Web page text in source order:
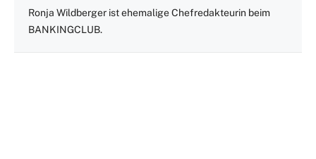
Ronja Wildberger ist ehemalige Chefredakteurin beim
BANKINGCLUB.